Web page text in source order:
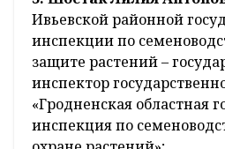
Ивьевской районной
инспекции по
защите растений –
инспектор
«Гродненская областная
инспекция по